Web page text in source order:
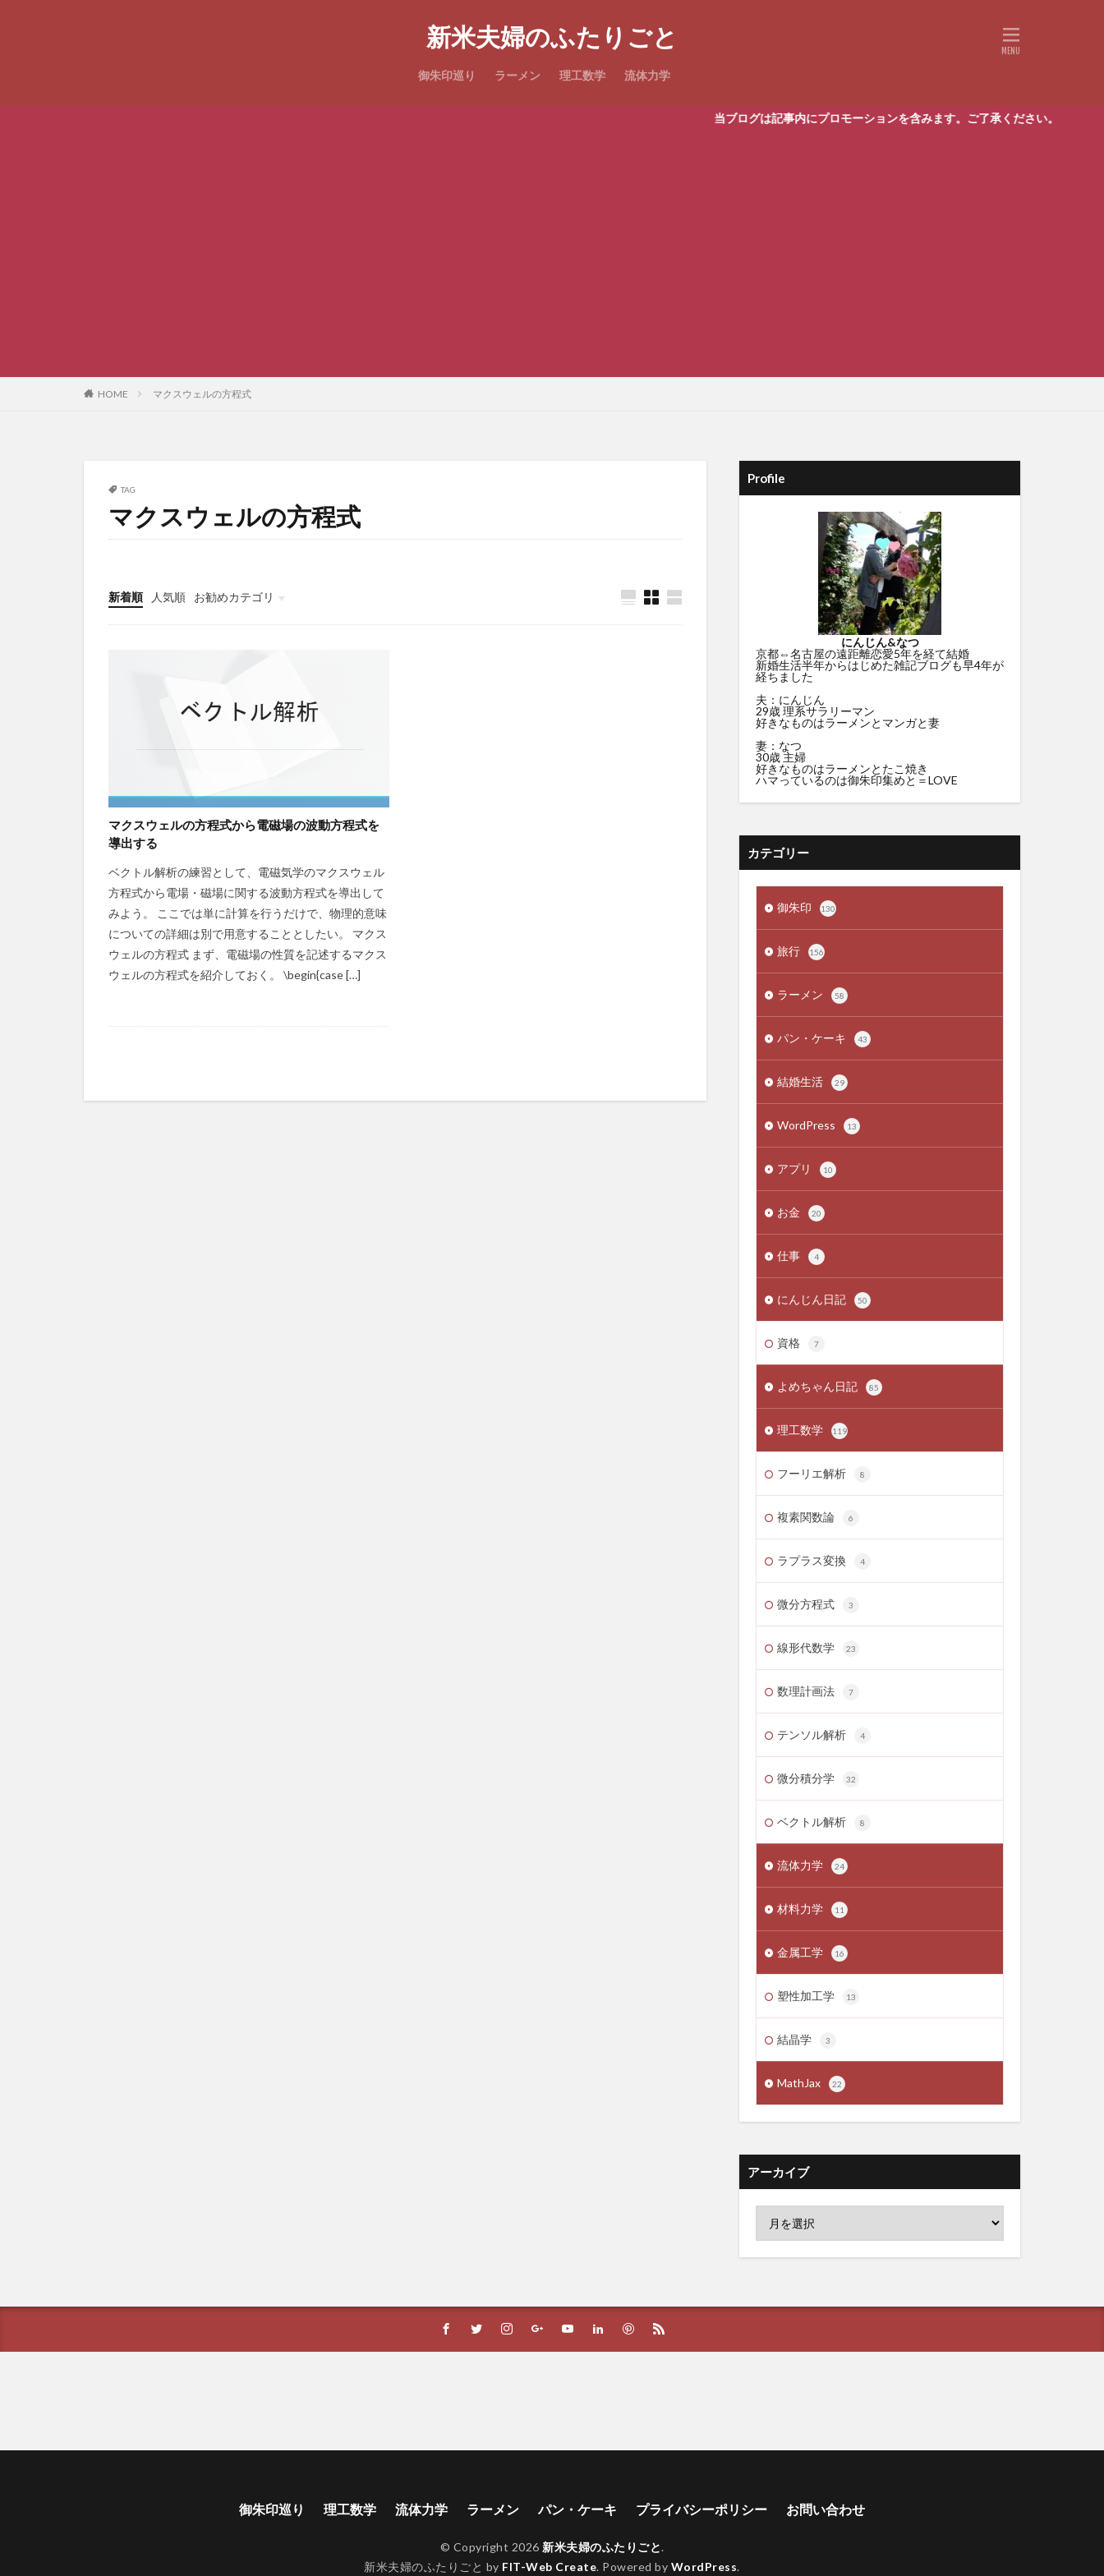
新米夫婦のふたりごと
御朱印巡り ラーメン 理工数学 流体力学
当ブログは記事内にプロモーションを含みます。ご了承ください。
HOME マクスウェルの方程式
TAG
マクスウェルの方程式
新着順 人気順
お勧めカテゴリ
未分類
マクスウェルの方程式から電磁場の波動方程式を
導出する
ベクトル解析の練習として、電磁気学のマクスウェル
方程式から電場・磁場に関する波動方程式を導出して
みよう。 ここでは単に計算を行うだけで、物理的意味
についての詳細は別で用意することとしたい。 マクス
ウェルの方程式 まず、電磁場の性質を記述するマクス
ウェルの方程式を紹介しておく。 \begin{case […]
Profile
にんじん&なつ
京都⇔名古屋の遠距離恋愛5年を経て結婚
新婚生活半年からはじめた雑記ブログも早4年が
経ちました
夫：にんじん
29歳 理系サラリーマン
好きなものはラーメンとマンガと妻
妻：なつ
30歳 主婦
好きなものはラーメンとたこ焼き
ハマっているのは御朱印集めと＝LOVE
カテゴリー
御朱印 130
旅行 156
ラーメン 58
パン・ケーキ 43
結婚生活 29
WordPress 13
アプリ 10
お金 20
仕事 4
にんじん日記 50
資格 7
よめちゃん日記 85
理工数学 119
フーリエ解析 8
複素関数論 6
ラプラス変換 4
微分方程式 3
線形代数学 23
数理計画法 7
テンソル解析 4
微分積分学 32
ベクトル解析 8
流体力学 24
材料力学 11
金属工学 16
塑性加工学 13
結晶学 3
MathJax 22
アーカイブ
御朱印巡り 理工数学 流体力学 ラーメン パン・ケーキ プライバシーポリシー お問い合わせ
© Copyright 2026 新米夫婦のふたりごと.
新米夫婦のふたりごと by FIT-Web Create. Powered by WordPress.